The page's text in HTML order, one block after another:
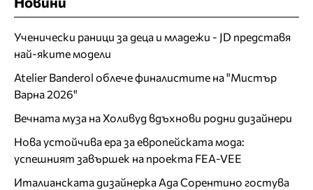
Ученически раници за деца и младежи - JD представя
най-яките модели
Atelier Banderol облече финалистите на "Мистър
Варна 2026"
Вечната муза на Холивуд вдъхнови родни дизайнери
Нова устойчива ера за европейската мода:
успешният завършек на проекта FEA-VEE
Италианската дизайнерка Ада Сорентино гостува